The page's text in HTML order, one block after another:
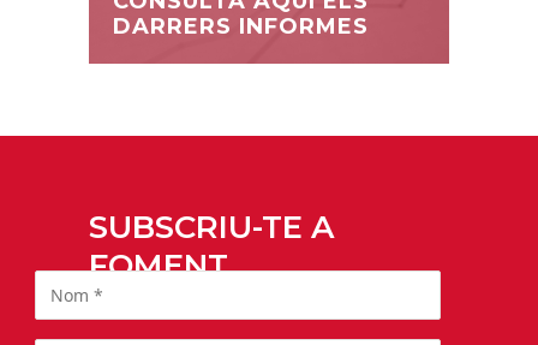
DARRERS INFORMES
SUBSCRIU-TE A
FOMENT